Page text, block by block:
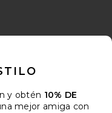
y obtén 10% DE
mejor amiga con